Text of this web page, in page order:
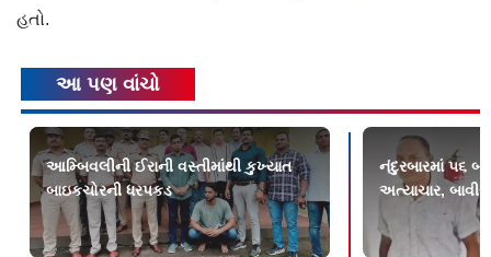
હતો.
આ પણ વાંચો
આમ્બિવલીની ઈરાની વસ્તીમાંથી કુખ્યાત
બાઇકચોરની ધરપકડ
નંદુરબારમાં ૫૬
અત્યાચાર,